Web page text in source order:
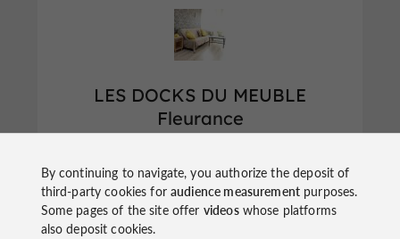
LES DOCKS DU MEUBLE
Fleurance
Ameublement / Déco in Fleurance
By continuing to navigate, you authorize the deposit of
third-party cookies foraudience measurementpurposes.
Some pages of the site offer videoswhose platforms
also deposit cookies.